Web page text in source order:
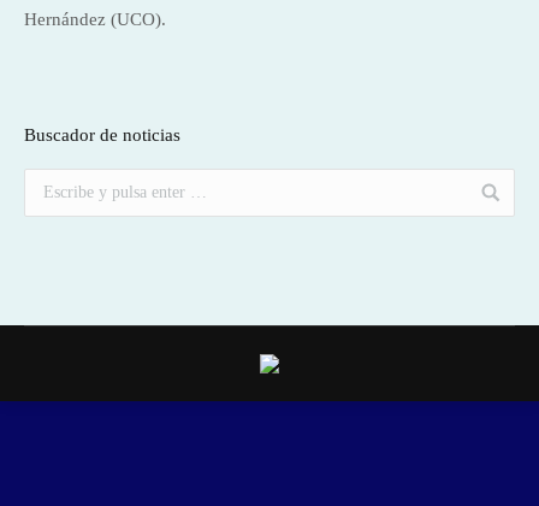
Hernández (UCO).
Buscador de noticias